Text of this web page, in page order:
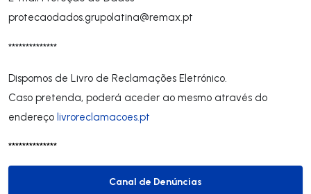
protecaodados.grupolatina@remax.pt
**************
Dispomos de Livro de Reclamações Eletrónico.
Caso pretenda, poderá aceder ao mesmo através do
endereço livroreclamacoes.pt
**************
Canal de Denúncias
Canal de Denúncias